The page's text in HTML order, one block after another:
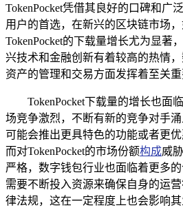
TokenPocket凭借其良好的口碑和广
用户的首选，在新兴的区块链市场，
TokenPocket的下载量增长尤为显著
兴技术和金融创新有着较高的热情
资产的管理和交易方面发挥着至关重
TokenPocket下载量的增长也面
场竞争激烈，不断有新的竞争对手
可能会推出更具特色的功能或者更
而对TokenPocket的市场份额构成威
严格，数字钱包行业也面临着更多的
需要不断投入资源来确保自身的运
律法规，这在一定程度上也会影响